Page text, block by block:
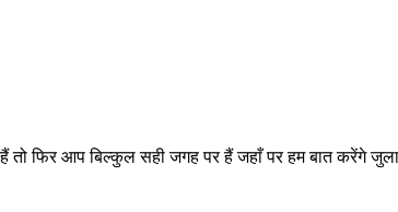
फिर आप बिल्कुल सही जगह पर हैं जहाँ पर हम बात करेंगे